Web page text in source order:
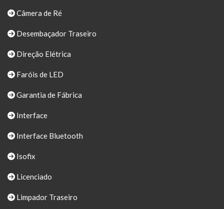
Câmera de Ré
Desembaçador Traseiro
Direção Elétrica
Faróis de LED
Garantia de Fábrica
Interface
Interface Bluetooth
Isofix
Licenciado
Limpador Traseiro